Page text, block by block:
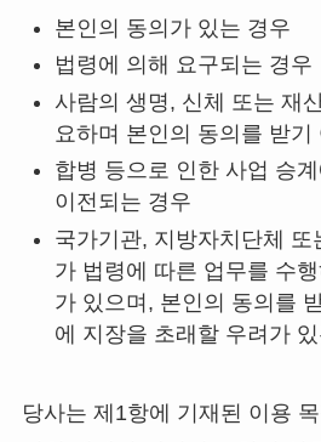
본인의 동의가 있는 경우
법령에 의해 요구되는 경우
사람의 생명, 신체 또는 재
요하며 본인의 동의를 받기
합병 등으로 인한 사업 승
이전되는 경우
국가기관, 지방자치단체
가 법령에 따른 업무를 수
가 있으며, 본인의 동의를
에 지장을 초래할 우려가
당사는 제1항에 기재된 이용